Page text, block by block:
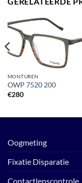
MONTUREN
OWP 7520 200
€280
Oogmeting
Fixatie Disparatie
Contactlenscontrole